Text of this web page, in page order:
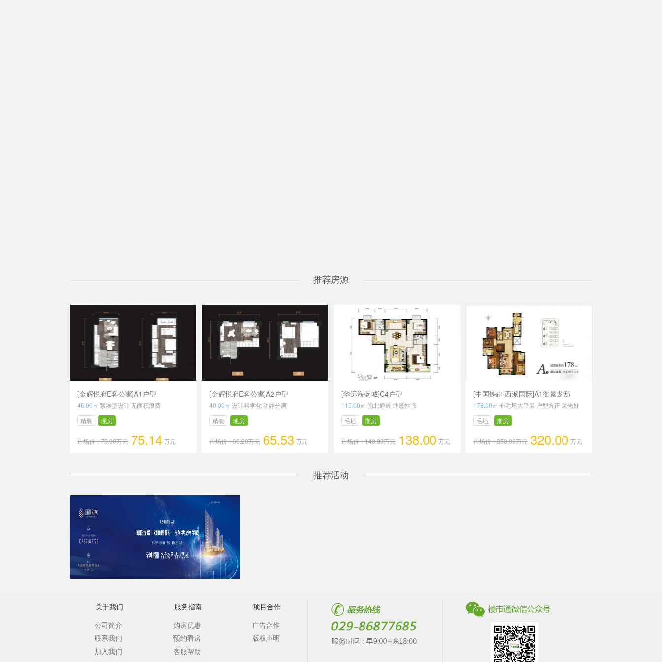
推荐房源
[金辉悦府E客公寓]A1户型
46.00㎡ 紧凑型设计 无面积浪费
精装
现房
市场价：75.90万元 75.14 万元
[金辉悦府E客公寓]A2户型
40.00㎡ 设计科学化 动静分离
精装
现房
市场价：66.20万元 65.53 万元
[华远海蓝城]C4户型
115.00㎡ 南北通透 通透性强
毛坯
期房
市场价：140.00万元 138.00 万元
[中国铁建·西派国际]A1御景龙邸
178.00㎡ 非毛坯大平层 户型方正 采光好
毛坯
期房
市场价：350.00万元 320.00 万元
推荐活动
关于我们
公司简介
联系我们
加入我们
服务指南
购房优惠
预约看房
客服帮助
项目合作
广告合作
版权声明